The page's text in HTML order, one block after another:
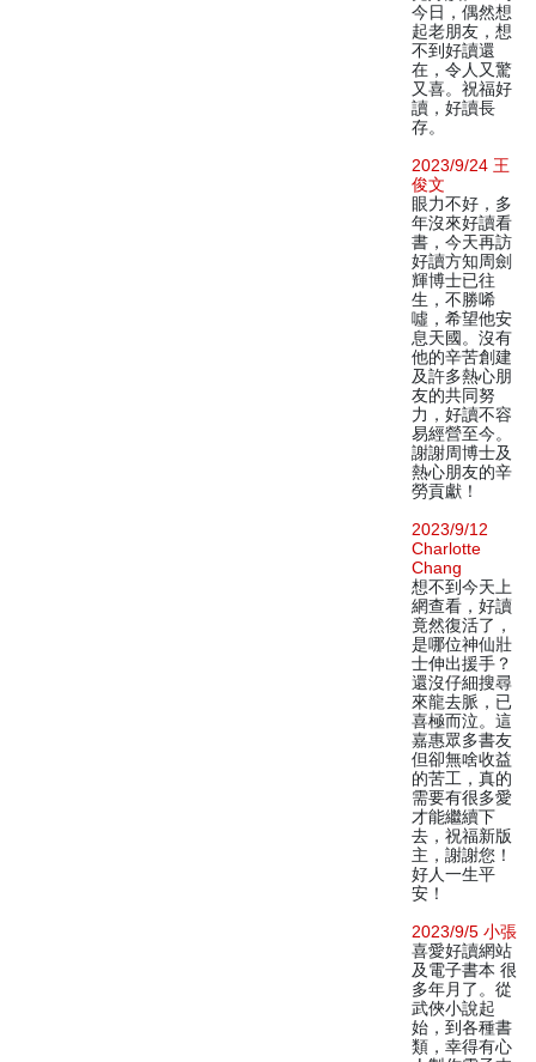
今日，偶然想
起老朋友，想
不到好讀還
在，令人又驚
又喜。祝福好
讀，好讀長
存。
2023/9/24 王
俊文
眼力不好，多
年沒來好讀看
書，今天再訪
好讀方知周劍
輝博士已往
生，不勝唏
噓，希望他安
息天國。沒有
他的辛苦創建
及許多熱心朋
友的共同努
力，好讀不容
易經營至今。
謝謝周博士及
熱心朋友的辛
勞貢獻！
2023/9/12
Charlotte
Chang
想不到今天上
網查看，好讀
竟然復活了，
是哪位神仙壯
士伸出援手？
還沒仔細搜尋
來龍去脈，已
喜極而泣。這
嘉惠眾多書友
但卻無啥收益
的苦工，真的
需要有很多愛
才能繼續下
去，祝福新版
主，謝謝您！
好人一生平
安！
2023/9/5 小張
喜愛好讀網站
及電子書本 很
多年月了。從
武俠小說起
始，到各種書
類，幸得有心